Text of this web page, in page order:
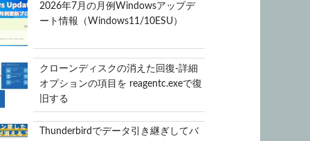
2026年7月の月例Windowsアップデ
ート情報（Windows11/10ESU）
クローンディスクの消えた回復-詳細
オプションの項目を reagentc.exeで復
旧する
Thunderbirdでデータ引き継ぎしてバ